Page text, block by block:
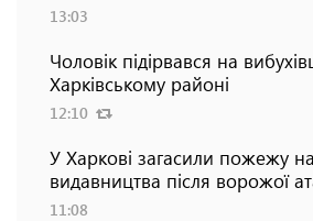
13:03
Чоловік підірвався на
Харківському районі
12:10
У Харкові загасили пожежу на
видавництва після ворожої
11:08